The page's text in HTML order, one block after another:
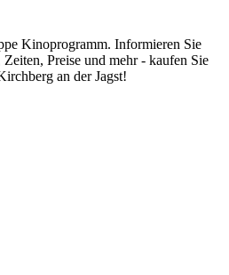
Kinoprogramm. Informieren Sie
Preise und mehr - kaufen Sie
an der Jagst!